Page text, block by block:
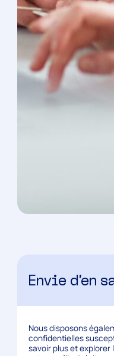
Envie d’en
Nous disposons
confidentielles
savoir plus et